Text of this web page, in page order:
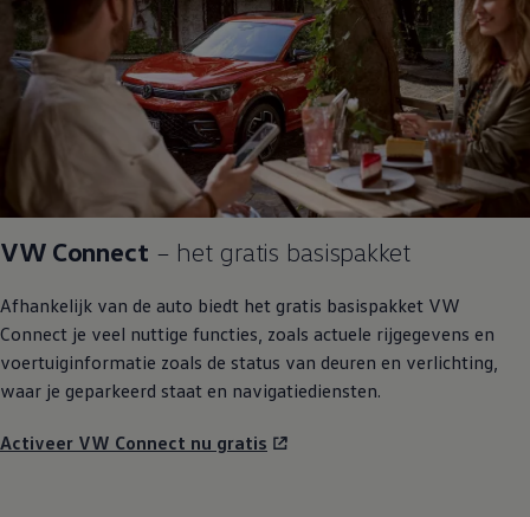
VW Connect – het gratis basispakket
Afhankelijk van de auto biedt het gratis basispakket VW
Connect je veel nuttige functies, zoals actuele rijgegevens en
voertuiginformatie zoals de status van deuren en verlichting,
waar je geparkeerd staat en navigatiediensten.
Activeer VW Connect nu gratis